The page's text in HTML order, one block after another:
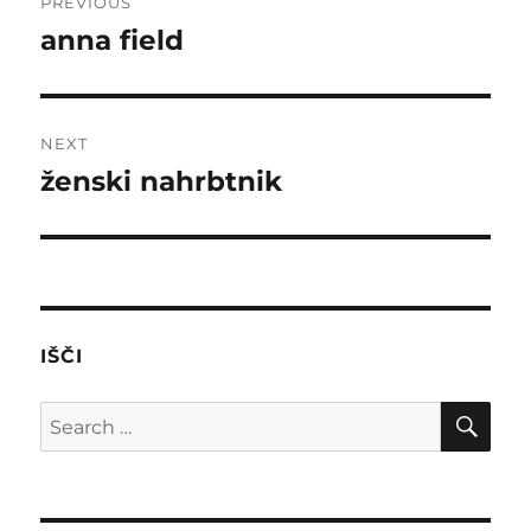
navigation
Previous
anna field
NEXT
Next
ženski nahrbtnik
IŠČI
Search
for: